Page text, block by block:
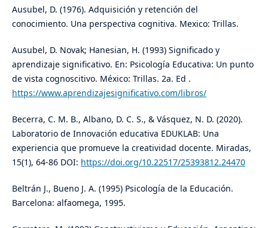
Ausubel, D. (1976). Adquisición y retención del
conocimiento. Una perspectiva cognitiva. Mexico: Trillas.
Ausubel, D. Novak; Hanesian, H. (1993) Significado y
aprendizaje significativo. En: Psicología Educativa: Un punto
de vista cognoscitivo. México: Trillas. 2a. Ed .
https://www.aprendizajesignificativo.com/libros/
Becerra, C. M. B., Albano, D. C. S., & Vásquez, N. D. (2020).
Laboratorio de Innovación educativa EDUKLAB: Una
experiencia que promueve la creatividad docente. Miradas,
15(1), 64-86 DOI: https://doi.org/10.22517/25393812.24470
Beltrán J., Bueno J. A. (1995) Psicología de la Educación.
Barcelona: alfaomega, 1995.